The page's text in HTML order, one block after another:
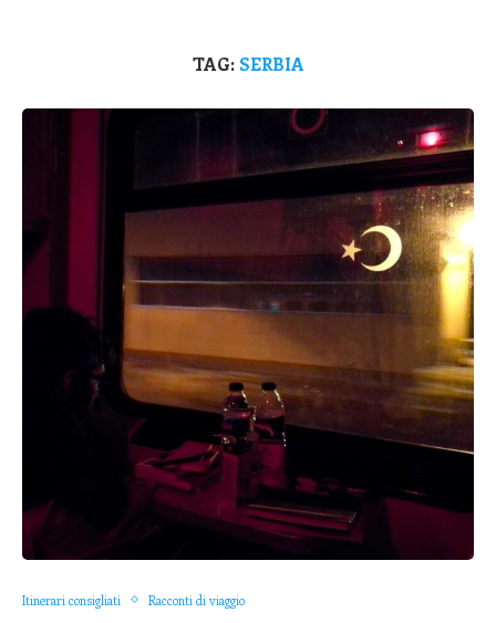
TAG: SERBIA
Itinerari consigliati Racconti di viaggio